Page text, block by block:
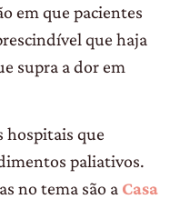
em que pacientes
que haja
supra a dor em
hospitais que
paliativos.
no tema são a Casa